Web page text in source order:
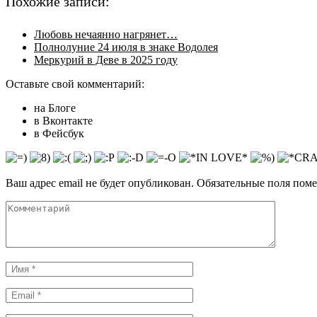
Любовь нечаянно нагрянет…
Полнолуние 24 июля в знаке Водолея
Меркурий в Деве в 2025 году
Оставьте свой комментарий:
на Блоге
в Вконтакте
в Фейсбук
Ваш адрес email не будет опубликован. Обязательные поля
Комментарий
Имя
*
Email
*